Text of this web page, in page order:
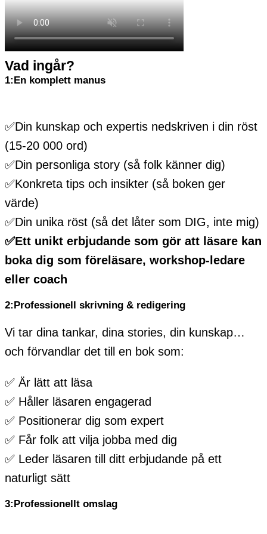
Vad ingår?
1:En komplett manus
✅Din kunskap och expertis nedskriven i din röst
(15-20 000 ord)
✅Din personliga story (så folk känner dig)
✅Konkreta tips och insikter (så boken ger
värde)
✅Din unika röst (så det låter som DIG, inte mig)
✅Ett unikt erbjudande som gör att läsare kan
boka dig som föreläsare, workshop-ledare
eller coach
2:Professionell skrivning & redigering
Vi tar dina tankar, dina stories, din kunskap…
och förvandlar det till en bok som:
✅ Är lätt att läsa
✅ Håller läsaren engagerad
✅ Positionerar dig som expert
✅ Får folk att vilja jobba med dig
✅ Leder läsaren till ditt erbjudande på ett
naturligt sätt
3:Professionellt omslag